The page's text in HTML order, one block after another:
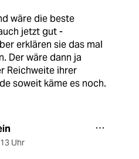
wäre die beste
jetzt gut -
erklären sie das mal
Der wäre dann ja
Reichweite ihrer
soweit käme es noch.
Uhr